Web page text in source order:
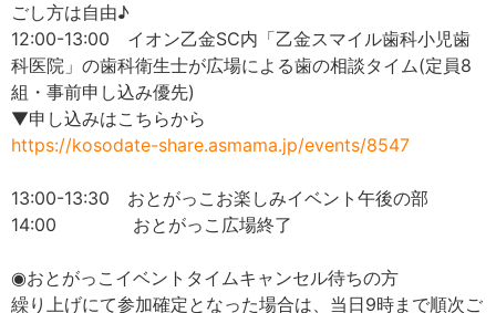
ごし方は自由♪
12:00-13:00 イオン乙金SC内「乙金スマイル歯科小児歯
科医院」の歯科衛生士が広場による歯の相談タイム(定員8
組・事前申し込み優先)
▼申し込みはこちらから
https://kosodate-share.asmama.jp/events/8547
13:00-13:30 おとがっこお楽しみイベント午後の部
14:00 おとがっこ広場終了
◉おとがっこイベントタイムキャンセル待ちの方
繰り上げにて参加確定となった場合は、当日9時まで順次ご